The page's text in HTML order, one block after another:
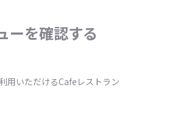
ーを確認する
用いただけるCafeレストラン